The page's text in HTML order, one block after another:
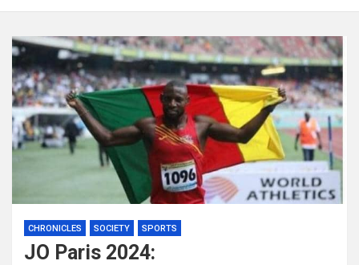
CHRONICLES SOCIETY SPORTS
JO Paris 2024: